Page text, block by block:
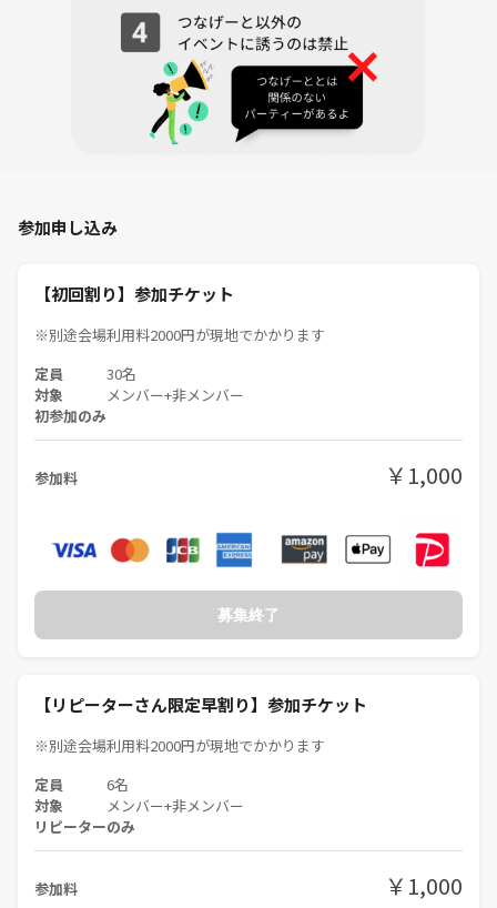
・個人間の連絡先の交換などは各々の責任でお願いします。
・風景写真や動画のSNS等への無許可投稿
・当主催イベント以外の他の主催者イベントやサークルへの人の引き抜
・主催者の注意に従わない方は退室していただきます。
とはお控えください。
相手が迷惑と感じる迷惑行為は全て禁止しており即出入り禁止となりま
す。
🌱気が向いたら、ふらっと遊びに来てください😊
参加申し込み
【初回割り】参加チケット
※別途会場利用料2000円が現地でかかります
定員 30名
対象 メンバー+非メンバー
初参加のみ
参加料 ￥1,000
募集終了
【リピーターさん限定早割り】参加チケット
※別途会場利用料2000円が現地でかかります
定員 6名
対象 メンバー+非メンバー
リピーターのみ
参加料 ￥1,000